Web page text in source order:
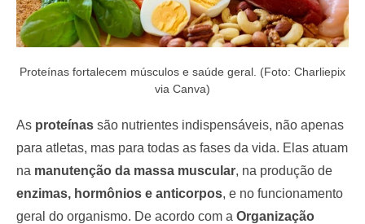
Proteínas fortalecem músculos e saúde geral. (Foto: Charliepix
via Canva)
As proteínas são nutrientes indispensáveis, não apenas
para atletas, mas para todas as fases da vida. Elas atuam
na manutenção da massa muscular, na produção de
enzimas, hormônios e anticorpos, e no funcionamento
geral do organismo. De acordo com a Organização